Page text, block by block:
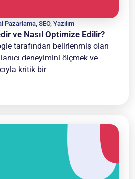
Pazarlama ,SEO,Yazılım
ve Nasıl Optimize Edilir?
tarafından belirlenmiş olan
deneyimini ölçmek ve
kritik bir